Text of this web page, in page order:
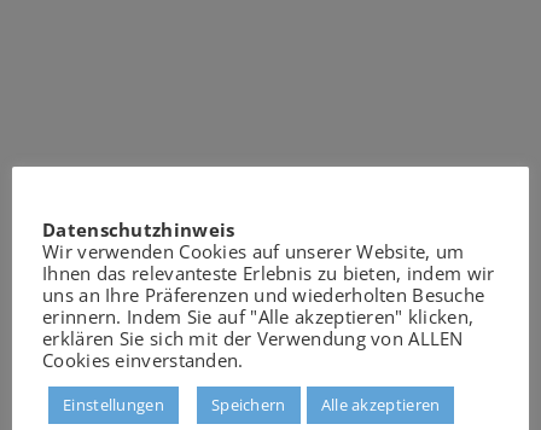
Datenschutzhinweis
Wir verwenden Cookies auf unserer Website, um
Ihnen das relevanteste Erlebnis zu bieten, indem wir
uns an Ihre Präferenzen und wiederholten Besuche
erinnern. Indem Sie auf "Alle akzeptieren" klicken,
erklären Sie sich mit der Verwendung von ALLEN
Cookies einverstanden.
Einstellungen Speichern Alle akzeptieren